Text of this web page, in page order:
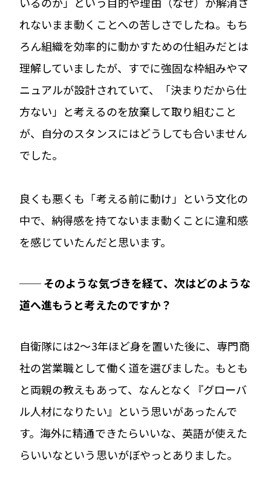
れないまま動くことへの苦しさでしたね。もち
ろん組織を効率的に動かすための仕組みだとは
理解していましたが、すでに強固な枠組みやマ
ニュアルが設計されていて、「決まりだから仕
方ない」と考えるのを放棄して取り組むこと
が、自分のスタンスにはどうしても合いません
でした。
良くも悪くも「考える前に動け」という文化の
中で、納得感を持てないまま動くことに違和感
を感じていたんだと思います。
── そのような気づきを経て、次はどのような
道へ進もうと考えたのですか？
自衛隊には2〜3年ほど身を置いた後に、専門商
社の営業職として働く道を選びました。もとも
と両親の教えもあって、なんとなく『グローバ
ル人材になりたい』という思いがあったんで
す。海外に精通できたらいいな、英語が使えた
らいいなという思いがぼやっとありました。